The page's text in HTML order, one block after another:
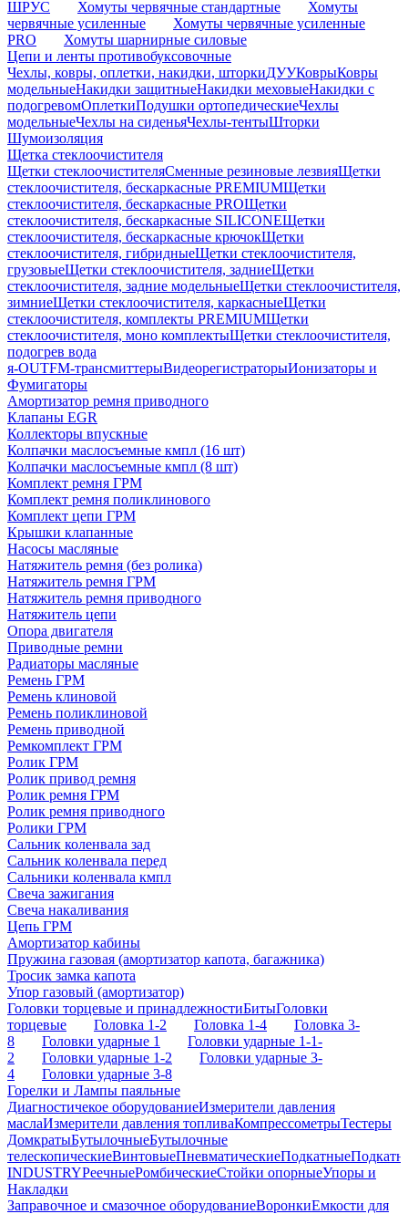
ШРУС Хомуты червячные стандартные
Хомуты
червячные усиленные
Хомуты червячные усиленные
PRO
Хомуты шарнирные силовые
Цепи и ленты противобуксовочные
Чехлы, ковры, оплетки, накидки, шторкиДУУКоврыКовры
модельныеНакидки защитныеНакидки меховыеНакидки с
подогревомОплеткиПодушки ортопедическиеЧехлы
модельныеЧехлы на сиденьяЧехлы-тентыШторки
Шумоизоляция
Щетка стеклоочистителя
Щетки стеклоочистителяСменные резиновые лезвияЩетки
стеклоочистителя, бескаркасные PREMIUMЩетки
стеклоочистителя, бескаркасные PROЩетки
стеклоочистителя, бескаркасные SILICONEЩетки
стеклоочистителя, бескаркасные крючокЩетки
стеклоочистителя, гибридныеЩетки стеклоочистителя,
грузовыеЩетки стеклоочистителя, задниеЩетки
стеклоочистителя, задние модельныеЩетки стеклоочистителя,
зимниеЩетки стеклоочистителя, каркасныеЩетки
стеклоочистителя, комплекты PREMIUMЩетки
стеклоочистителя, моно комплектыЩетки стеклоочистителя,
подогрев вода
я-OUTFM-трансмиттерыВидеорегистраторыИонизаторы и
Фумигаторы
Амортизатор ремня приводного
Клапаны EGR
Коллекторы впускные
Колпачки маслосъемные кмпл (16 шт)
Колпачки маслосъемные кмпл (8 шт)
Комплект ремня ГРМ
Комплект ремня поликлинового
Комплект цепи ГРМ
Крышки клапанные
Насосы масляные
Натяжитель ремня (без ролика)
Натяжитель ремня ГРМ
Натяжитель ремня приводного
Натяжитель цепи
Опора двигателя
Приводные ремни
Радиаторы масляные
Ремень ГРМ
Ремень клиновой
Ремень поликлиновой
Ремень приводной
Ремкомплект ГРМ
Ролик ГРМ
Ролик привод ремня
Ролик ремня ГРМ
Ролик ремня приводного
Ролики ГРМ
Сальник коленвала зад
Сальник коленвала перед
Сальники коленвала кмпл
Свеча зажигания
Свеча накаливания
Цепь ГРМ
Амортизатор кабины
Пружина газовая (амортизатор капота, багажника)
Тросик замка капота
Упор газовый (амортизатор)
Головки торцевые и принадлежностиБитыГоловки
торцевые
Головка 1-2 Головка 1-4
Головка 3-
8
Головки ударные 1
Головки ударные 1-1-
2
Головки ударные 1-2
Головки ударные 3-
4
Головки ударные 3-8
Горелки и Лампы паяльные
Диагностичекое оборудованиеИзмерители давления
маслаИзмерители давления топливаКомпрессометрыТестеры
ДомкратыБутылочныеБутылочные
телескопическиеВинтовыеПневматическиеПодкатные
INDUSTRYРеечныеРомбическиеСтойки опорныеУпоры и
Накладки
Заправочное и смазочное оборудованиеВоронкиЕмкости для